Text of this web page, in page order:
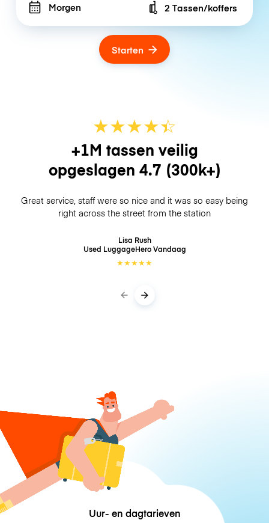
Morgen Number of bags
2 Tassen/koffers
Starten
★★★★☆
★
+1M tassen veilig
opgeslagen 4.7 (300k+)
Great service, staff were so nice and it was so easy being
right across the street from the station
Lisa Rush
Used LuggageHeroVandaag
★★★★★
Uur- en dagtarieven